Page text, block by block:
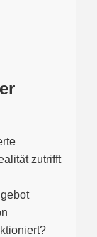
zutrifft